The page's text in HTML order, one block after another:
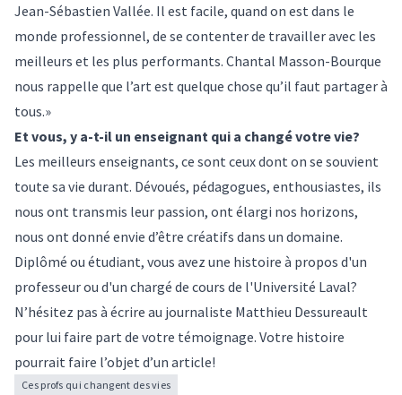
Jean-Sébastien Vallée. Il est facile, quand on est dans le
monde professionnel, de se contenter de travailler avec les
meilleurs et les plus performants. Chantal Masson-Bourque
nous rappelle que l’art est quelque chose qu’il faut partager à
tous.»
Et vous, y a-t-il un enseignant qui a changé votre vie?
Les meilleurs enseignants, ce sont ceux dont on se souvient
toute sa vie durant. Dévoués, pédagogues, enthousiastes, ils
nous ont transmis leur passion, ont élargi nos horizons,
nous ont donné envie d’être créatifs dans un domaine.
Diplômé ou étudiant, vous avez une histoire à propos d'un
professeur ou d'un chargé de cours de l'Université Laval?
N’hésitez pas à écrire au journaliste Matthieu Dessureault
pour lui faire part de votre témoignage. Votre histoire
pourrait faire l’objet d’un article!
Ces profs qui changent des vies